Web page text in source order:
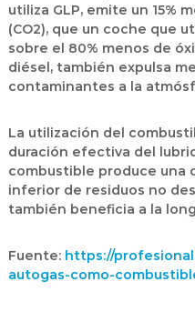
utiliza GLP, emite un 15%
(CO2), que un coche que
sobre el 80% menos de
diésel, también expulsa
contaminantes a la
La utilización del
duración efectiva del
combustible produce una
inferior de residuos no
también beneficia a la
Fuente: https://
autogas-como-